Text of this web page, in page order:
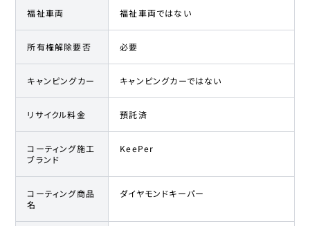
福祉車両 福祉車両ではない
所有権解除要否 必要
キャンピングカー キャンピングカーではない
リサイクル料金 預託済
コーティング施工
ブランド
KeePer
コーティング商品
名
ダイヤモンドキーパー